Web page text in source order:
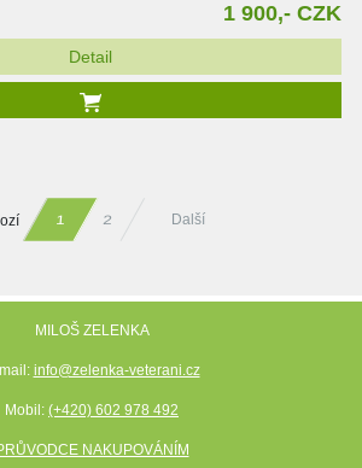
1 900,- CZK
Detail
1 2 Další
MILOŠ ZELENKA
info@zelenka-veterani.cz
Mobil: (+420) 602 978 492
NAKUPOVÁNÍM